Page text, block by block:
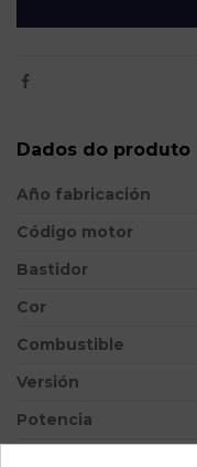
Dados do produto
Año fabricación
Código motor
Bastidor
Cor
Combustible
Versión
Potencia